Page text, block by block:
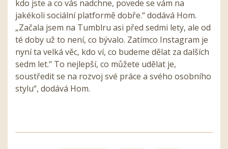
kdo jste a co vás nadchne, povede se vám na
jakékoli sociální platformě dobře.“ dodává Hom.
„Začala jsem na Tumblru asi před sedmi lety, ale od
té doby už to není, co bývalo. Zatímco Instagram je
nyní ta velká věc, kdo ví, co budeme dělat za dalších
sedm let.“ To nejlepší, co můžete udělat je,
soustředit se na rozvoj své práce a svého osobního
stylu“, dodává Hom.